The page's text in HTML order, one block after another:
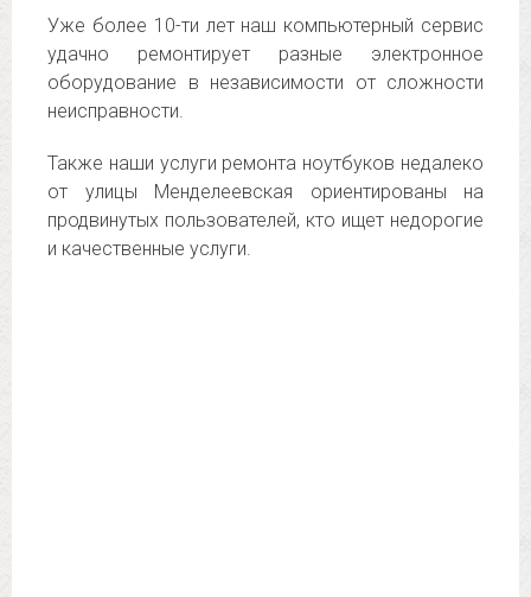
Уже более 10-ти лет наш компьютерный сервис
удачно ремонтирует разные электронное
оборудование в независимости от сложности
неисправности.
Также наши услуги ремонта ноутбуков недалеко
от улицы Менделеевская ориентированы на
продвинутых пользователей, кто ищет недорогие
и качественные услуги.